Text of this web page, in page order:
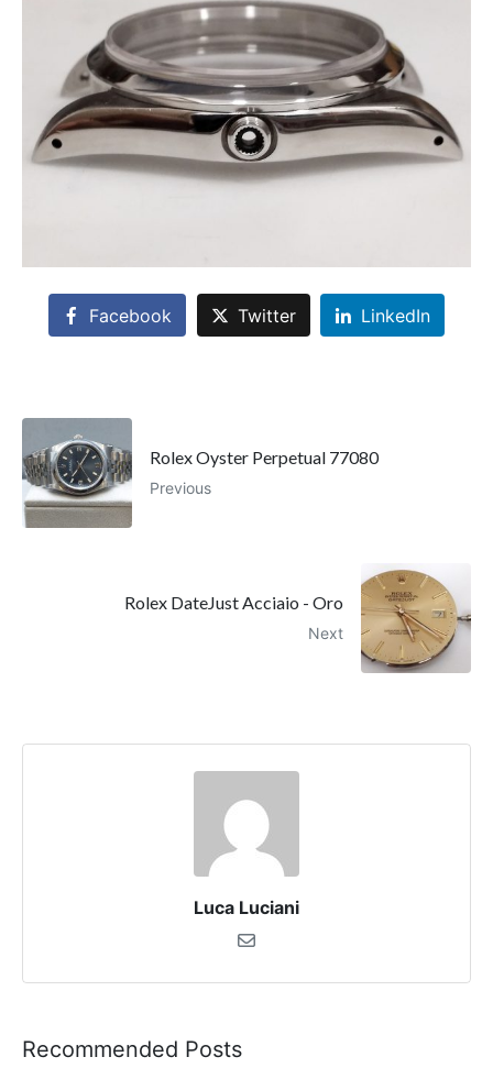
Facebook Twitter LinkedIn
Rolex Oyster Perpetual 77080
Previous
Rolex DateJust Acciaio - Oro
Next
Luca Luciani
Recommended Posts